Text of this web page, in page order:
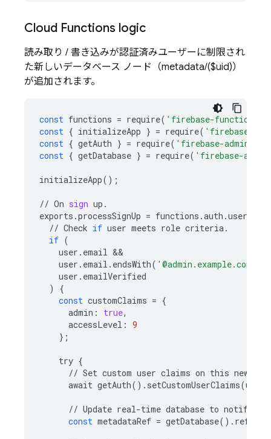
Cloud Functions logic
読み取り / 書き込みが認証済みユーザーに制限され
た新しいデータベース ノード（metadata/($uid)）
が追加されます。
const functions = require( 'firebase-functions'
const { initializeApp } = require( 'firebase-
const { getAuth } = require( 'firebase-admin/
const { getDatabase } = require( 'firebase-
initializeApp();
// On sign up .
exports .processSignUp = functions .auth .user
// Check if user meets role criteria.
if (
user . email
user . email . endsWith( '@admin.example.com'
user . emailVerified
)
{
const customClaims = {
admin : true,
accessLevel : 9
};
try {
// Set custom user claims on this newly
await getAuth() . setCustomUserClaims(user
// Update real-time database to notify
const metadataRef = getDatabase() . ref